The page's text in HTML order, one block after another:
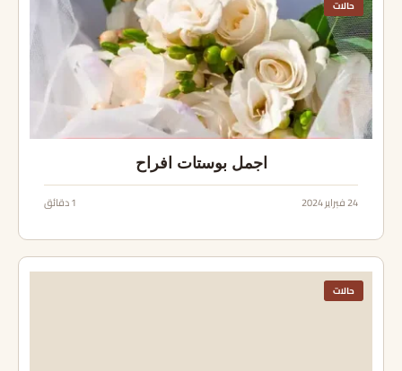
حالات
اجمل بوستات افراح
24 فبراير 2024 1 دقائق
حالات